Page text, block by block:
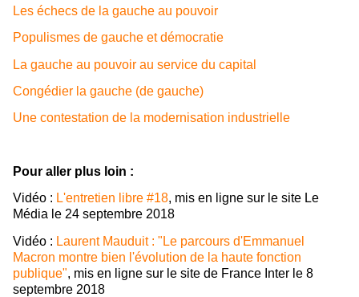
Les échecs de la gauche au pouvoir
Populismes de gauche et démocratie
La gauche au pouvoir au service du capital
Congédier la gauche (de gauche)
Une contestation de la modernisation industrielle
Pour aller plus loin :
Vidéo : L'entretien libre #18, mis en ligne sur le site Le
Média le 24 septembre 2018
Vidéo : Laurent Mauduit : "Le parcours d'Emmanuel
Macron montre bien l'évolution de la haute fonction
publique", mis en ligne sur le site de France Inter le 8
septembre 2018